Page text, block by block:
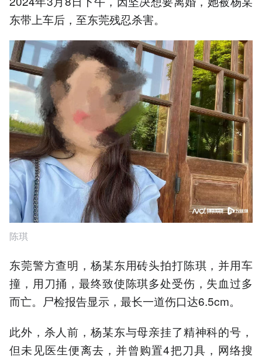
东带上车后，至东莞残忍杀害。
陈琪
东莞警方查明，杨某东用砖头拍打陈琪，并用车
撞，用刀捅，最终致使陈琪多处受伤，失血过多
而亡。尸检报告显示，最长一道伤口达6.5cm。
此外，杀人前，杨某东与母亲挂了精神科的号，
但未见医生便离去，并曾购置4把刀具，网络搜